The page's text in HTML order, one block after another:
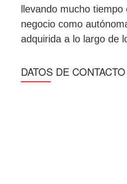
llevando mucho
negocio como
adquirida a lo largo de
DATOS DE CONTACTO